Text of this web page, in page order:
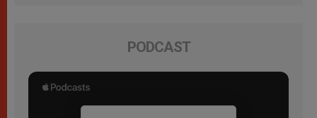
PODCAST